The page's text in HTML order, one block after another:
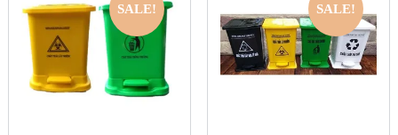
SALE!
QUICK LOOK
VIEW DETAILS
THÊM VÀO GIỎ
SALE!
QUICK LOOK
VIEW DETAILS